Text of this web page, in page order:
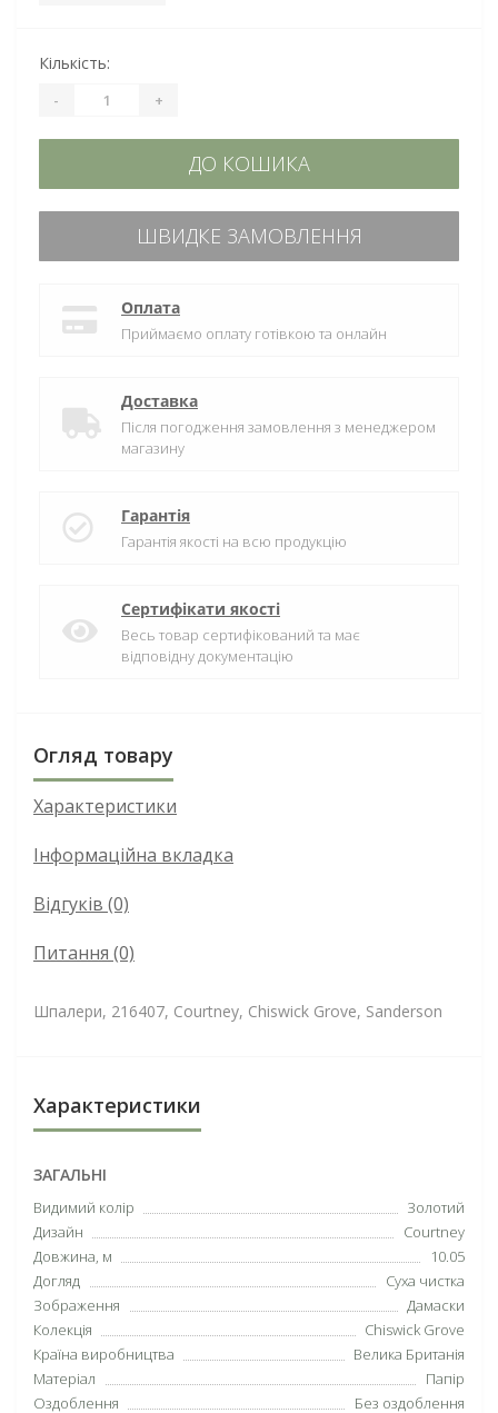
Кількість:
- +
ДО КОШИКА
ШВИДКЕ ЗАМОВЛЕННЯ
Оплата
Приймаємо оплату готівкою та онлайн
Доставка
Після погодження замовлення з менеджером
магазину
Гарантія
Гарантія якості на всю продукцію
Сертифікати якості
Весь товар сертифікований та має
відповідну документацію
Огляд товару
Характеристики
Інформаційна вкладка
Відгуків (0)
Питання (0)
Шпалери, 216407, Courtney, Chiswick Grove, Sanderson
Характеристики
ЗАГАЛЬНІ
Видимий колір
Золотий
Дизайн
Courtney
Довжина, м
10.05
Догляд
Суха чистка
Зображення
Дамаски
Колекція
Chiswick Grove
Країна виробництва
Велика Британія
Матеріал
Папір
Оздоблення
Без оздоблення